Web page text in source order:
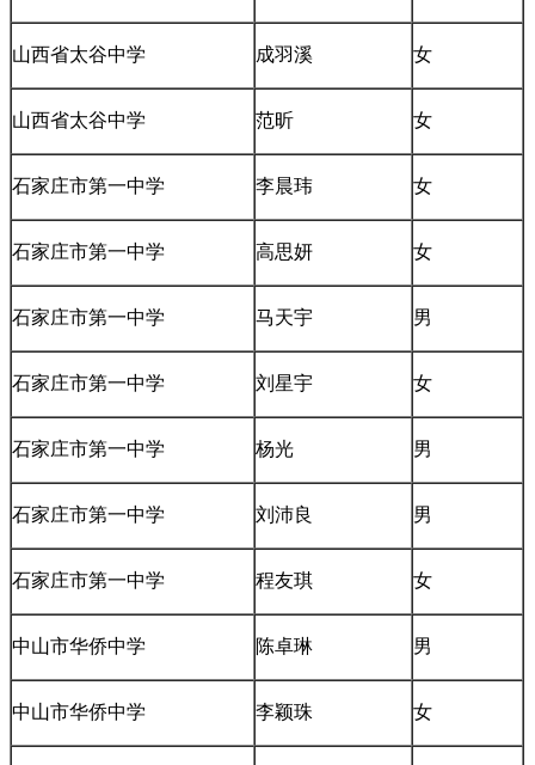
山西省太谷中学 成羽溪 女
山西省太谷中学 范昕 女
石家庄市第一中学 李晨玮 女
石家庄市第一中学 高思妍 女
石家庄市第一中学 马天宇 男
石家庄市第一中学 刘星宇 女
石家庄市第一中学 杨光 男
石家庄市第一中学 刘沛良 男
石家庄市第一中学 程友琪 女
中山市华侨中学 陈卓琳 男
中山市华侨中学 李颖珠 女